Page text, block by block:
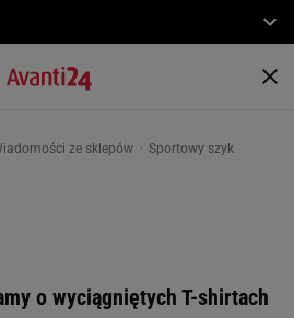
ze sklepów Sportowy szyk
o wyciągniętych T-shirtach